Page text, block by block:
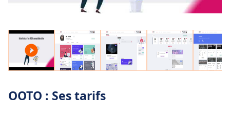
OOTO : Ses tarifs